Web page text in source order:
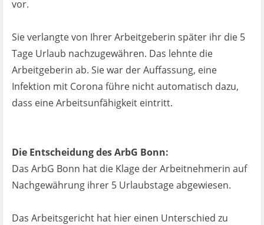
Datenschutz
vor.
Sie verlangte von Ihrer Arbeitgeberin später ihr die 5
Tage Urlaub nachzugewähren. Das lehnte die
Arbeitgeberin ab. Sie war der Auffassung, eine
Infektion mit Corona führe nicht automatisch dazu,
dass eine Arbeitsunfähigkeit eintritt.
Die Entscheidung des ArbG Bonn:
Das ArbG Bonn hat die Klage der Arbeitnehmerin auf
Nachgewährung ihrer 5 Urlaubstage abgewiesen.
Das Arbeitsgericht hat hier einen Unterschied zu